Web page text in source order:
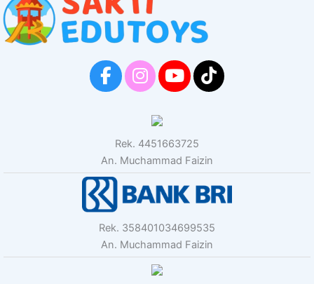
Rek. 4451663725
An. Muchammad Faizin
Rek. 358401034699535
An. Muchammad Faizin